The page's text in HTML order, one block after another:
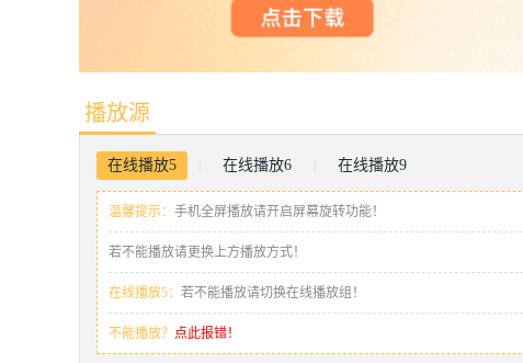
播放源
在线播放5 在线播放6 在线播放9
温馨提示： 手机全屏播放请开启屏幕旋转功能！
若不能播放请更换上方播放方式！
在线播放5： 若不能播放请切换在线播放组！
不能播放？ 点此报错！